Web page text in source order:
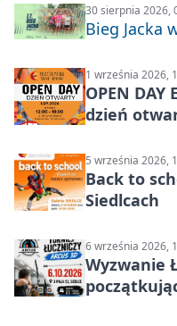
30 sierpnia 2026,
Bieg Jacka
1 września 2026,
OPEN DAY
dzień
5 września 2026,
Back to
Siedlcach
6 września 2026,
Wyzwanie